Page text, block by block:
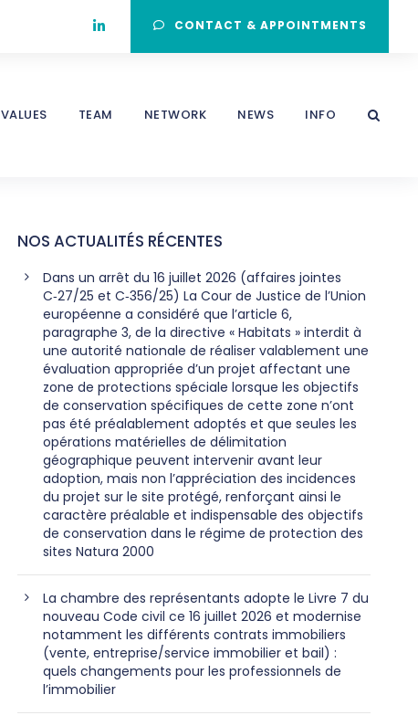
CONTACT & APPOINTMENTS
VALUES TEAM NETWORK NEWS INFO
NOS ACTUALITÉS RÉCENTES
Dans un arrêt du 16 juillet 2026 (affaires jointes
C‑27/25 et C‑356/25) La Cour de Justice de l’Union
européenne a considéré que l’article 6,
paragraphe 3, de la directive « Habitats » interdit à
une autorité nationale de réaliser valablement une
évaluation appropriée d’un projet affectant une
zone de protections spéciale lorsque les objectifs
de conservation spécifiques de cette zone n’ont
pas été préalablement adoptés et que seules les
opérations matérielles de délimitation
géographique peuvent intervenir avant leur
adoption, mais non l’appréciation des incidences
du projet sur le site protégé, renforçant ainsi le
caractère préalable et indispensable des objectifs
de conservation dans le régime de protection des
sites Natura 2000
La chambre des représentants adopte le Livre 7 du
nouveau Code civil ce 16 juillet 2026 et modernise
notamment les différents contrats immobiliers
(vente, entreprise/service immobilier et bail) :
quels changements pour les professionnels de
l’immobilier